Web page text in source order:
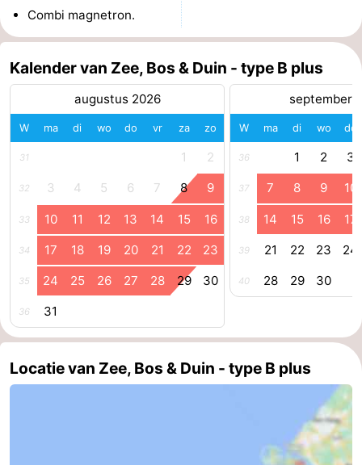
Golfbanen
-
en
paravliegen
en
drinken
Evenementen
Ringrijden
Zoutelande
Forum
Route
Parkeren
Reisboekenwinkel
Nieuws
Combi magnetron.
Kalender van Zee, Bos & Duin - type B plus
augustus 2026
W ma di wo do vr za zo
31 1 2
32 3 4 5 6 7 8 9
33 10 11 12 13 14 15 16
34 17 18 19 20 21 22 23
35 24 25 26 27 28 29 30
36 31
september
W ma di wo do
36 1 2 3
37 7 8 9 10
38 14 15 16 17
39 21 22 23 24
40 28 29 30
Locatie van Zee, Bos & Duin - type B plus